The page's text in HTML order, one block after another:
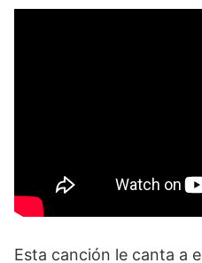
Esta canción le canta a